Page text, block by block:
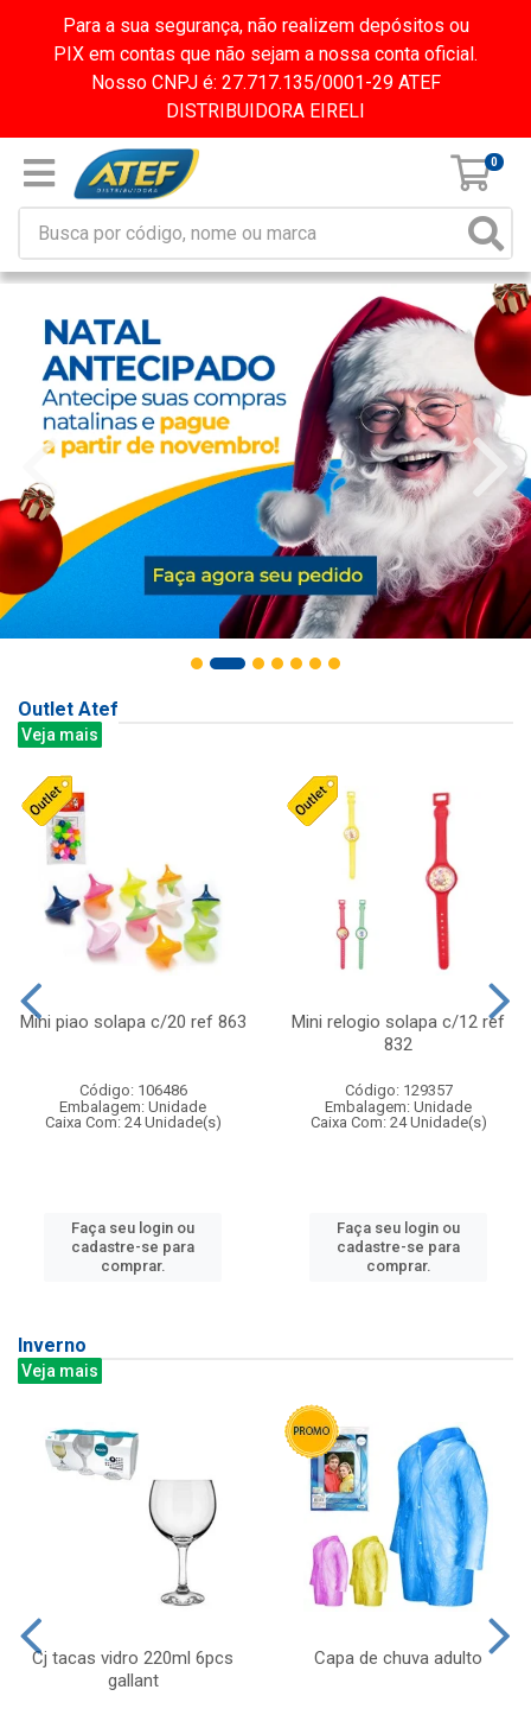
Para a sua segurança, não realizem depósitos ou
PIX em contas que não sejam a nossa conta oficial.
Nosso CNPJ é: 27.717.135/0001-29 ATEF
DISTRIBUIDORA EIRELI
0
Outlet Atef
Veja mais
Mini piao solapa c/20 ref 863
Código: 106486
Embalagem: Unidade
Caixa Com: 24 Unidade(s)
Faça seu login ou
cadastre-se para
comprar.
Mini relogio solapa c/12 ref
832
Código: 129357
Embalagem: Unidade
Caixa Com: 24 Unidade(s)
Faça seu login ou
cadastre-se para
comprar.
Inverno
Veja mais
Cj tacas vidro 220ml 6pcs
gallant
Capa de chuva adulto